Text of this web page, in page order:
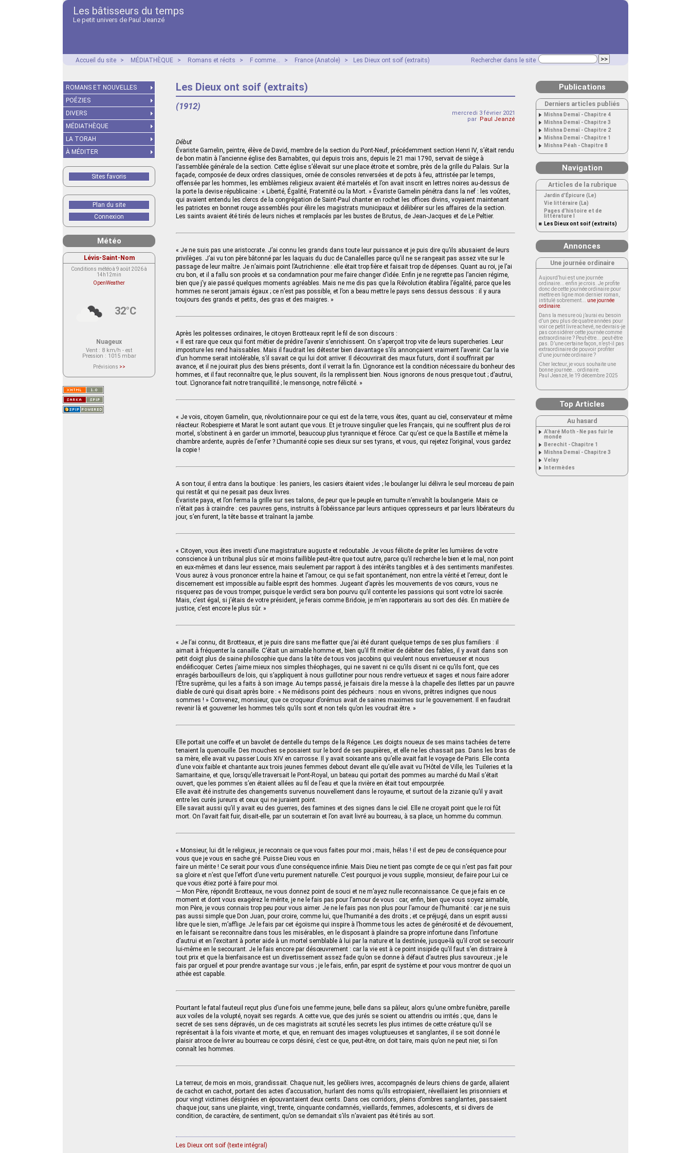
Les bâtisseurs du temps
Le petit univers de Paul Jeanzé
Rechercher dans le site
Accueil du site > MÉDIATHÈQUE > Romans et récits > F comme... > France (Anatole) > Les Dieux ont soif (extraits)
Les Dieux ont soif (extraits)
(1912)
mercredi 3 février 2021
par Paul Jeanzé
Début
Évariste Gamelin, peintre, élève de David, membre de la section du Pont-Neuf, précédemment section Henri IV, s’était rendu
de bon matin à l’ancienne église des Barnabites, qui depuis trois ans, depuis le 21 mai 1790, servait de siège à
l’assemblée générale de la section. Cette église s’élevait sur une place étroite et sombre, près de la grille du Palais. Sur la
façade, composée de deux ordres classiques, ornée de consoles renversées et de pots à feu, attristée par le temps,
offensée par les hommes, les emblèmes religieux avaient été martelés et l’on avait inscrit en lettres noires au-dessus de
la porte la devise républicaine : « Liberté, Égalité, Fraternité ou la Mort. » Évariste Gamelin pénétra dans la nef : les voûtes,
qui avaient entendu les clercs de la congrégation de Saint-Paul chanter en rochet les offices divins, voyaient maintenant
les patriotes en bonnet rouge assemblés pour élire les magistrats municipaux et délibérer sur les affaires de la section.
Les saints avaient été tirés de leurs niches et remplacés par les bustes de Brutus, de Jean-Jacques et de Le Peltier.
« Je ne suis pas une aristocrate. J’ai connu les grands dans toute leur puissance et je puis dire qu’ils abusaient de leurs
privilèges. J’ai vu ton père bâtonné par les laquais du duc de Canaleilles parce qu’il ne se rangeait pas assez vite sur le
passage de leur maître. Je n’aimais point l’Autrichienne : elle était trop fière et faisait trop de dépenses. Quant au roi, je l’ai
cru bon, et il a fallu son procès et sa condamnation pour me faire changer d’idée. Enfin je ne regrette pas l’ancien régime,
bien que j’y aie passé quelques moments agréables. Mais ne me dis pas que la Révolution établira l’égalité, parce que les
hommes ne seront jamais égaux ; ce n’est pas possible, et l’on a beau mettre le pays sens dessus dessous : il y aura
toujours des grands et petits, des gras et des maigres. »
Après les politesses ordinaires, le citoyen Brotteaux reprit le fil de son discours :
« Il est rare que ceux qui font métier de prédire l’avenir s’enrichissent. On s’aperçoit trop vite de leurs supercheries. Leur
imposture les rend haïssables. Mais il faudrait les détester bien davantage s’ils annonçaient vraiment l’avenir. Car la vie
d’un homme serait intolérable, s’il savait ce qui lui doit arriver. Il découvrirait des maux futurs, dont il souffrirait par
avance, et il ne jouirait plus des biens présents, dont il verrait la fin. L’ignorance est la condition nécessaire du bonheur des
hommes, et il faut reconnaître que, le plus souvent, ils la remplissent bien. Nous ignorons de nous presque tout ; d’autrui,
tout. L’ignorance fait notre tranquillité ; le mensonge, notre félicité. »
« Je vois, citoyen Gamelin, que, révolutionnaire pour ce qui est de la terre, vous êtes, quant au ciel, conservateur et même
réacteur. Robespierre et Marat le sont autant que vous. Et je trouve singulier que les Français, qui ne souffrent plus de roi
mortel, s’obstinent à en garder un immortel, beaucoup plus tyrannique et féroce. Car qu’est ce que la Bastille et même la
chambre ardente, auprès de l’enfer ? L’humanité copie ses dieux sur ses tyrans, et vous, qui rejetez l’original, vous gardez
la copie !
A son tour, il entra dans la boutique : les paniers, les casiers étaient vides ; le boulanger lui délivra le seul morceau de pain
qui restât et qui ne pesait pas deux livres.
Évariste paya, et l’on ferma la grille sur ses talons, de peur que le peuple en tumulte n’envahît la boulangerie. Mais ce
n’était pas à craindre : ces pauvres gens, instruits à l’obéissance par leurs antiques oppresseurs et par leurs libérateurs du
jour, s’en furent, la tête basse et traînant la jambe.
« Citoyen, vous êtes investi d’une magistrature auguste et redoutable. Je vous félicite de prêter les lumières de votre
conscience à un tribunal plus sûr et moins faillible peut-être que tout autre, parce qu’il recherche le bien et le mal, non point
en eux-mêmes et dans leur essence, mais seulement par rapport à des intérêts tangibles et à des sentiments manifestes.
Vous aurez à vous prononcer entre la haine et l’amour, ce qui se fait spontanément, non entre la vérité et l’erreur, dont le
discernement est impossible au faible esprit des hommes. Jugeant d’après les mouvements de vos cœurs, vous ne
risquerez pas de vous tromper, puisque le verdict sera bon pourvu qu’il contente les passions qui sont votre loi sacrée.
Mais, c’est égal, si j’étais de votre président, je ferais comme Bridoie, je m’en rapporterais au sort des dés. En matière de
justice, c’est encore le plus sûr. »
« Je l’ai connu, dit Brotteaux, et je puis dire sans me flatter que j’ai été durant quelque temps de ses plus familiers : il
aimait à fréquenter la canaille. C’était un aimable homme et, bien qu’il fît métier de débiter des fables, il y avait dans son
petit doigt plus de saine philosophie que dans la tête de tous vos jacobins qui veulent nous envertueuser et nous
endéificoquer. Certes j’aime mieux nos simples théophages, qui ne savent ni ce qu’ils disent ni ce qu’ils font, que ces
enragés barbouilleurs de lois, qui s’appliquent à nous guillotiner pour nous rendre vertueux et sages et nous faire adorer
l’Être suprême, qui les a faits à son image. Au temps passé, je faisais dire la messe à la chapelle des Ilettes par un pauvre
diable de curé qui disait après boire : « Ne médisons point des pécheurs : nous en vivons, prêtres indignes que nous
sommes ! » Convenez, monsieur, que ce croqueur d’orémus avait de saines maximes sur le gouvernement. Il en faudrait
revenir là et gouverner les hommes tels qu’ils sont et non tels qu’on les voudrait être. »
Elle portait une coiffe et un bavolet de dentelle du temps de la Régence. Les doigts noueux de ses mains tachées de terre
tenaient la quenouille. Des mouches se posaient sur le bord de ses paupières, et elle ne les chassait pas. Dans les bras de
sa mère, elle avait vu passer Louis XIV en carrosse. Il y avait soixante ans qu’elle avait fait le voyage de Paris. Elle conta
d’une voix faible et chantante aux trois jeunes femmes debout devant elle qu’elle avait vu l’Hôtel de Ville, les Tuileries et la
Samaritaine, et que, lorsqu’elle traversait le Pont-Royal, un bateau qui portait des pommes au marché du Mail s’était
ouvert, que les pommes s’en étaient allées au fil de l’eau et que la rivière en était tout empourprée.
Elle avait été instruite des changements survenus nouvellement dans le royaume, et surtout de la zizanie qu’il y avait
entre les curés jureurs et ceux qui ne juraient point.
Elle savait aussi qu’il y avait eu des guerres, des famines et des signes dans le ciel. Elle ne croyait point que le roi fût
mort. On l’avait fait fuir, disait-elle, par un souterrain et l’on avait livré au bourreau, à sa place, un homme du commun.
« Monsieur, lui dit le religieux, je reconnais ce que vous faites pour moi ; mais, hélas ! il est de peu de conséquence pour
vous que je vous en sache gré. Puisse Dieu vous en
faire un mérite ! Ce serait pour vous d’une conséquence infinie. Mais Dieu ne tient pas compte de ce qui n’est pas fait pour
sa gloire et n’est que l’effort d’une vertu purement naturelle. C’est pourquoi je vous supplie, monsieur, de faire pour Lui ce
que vous étiez porté à faire pour moi.
— Mon Père, répondit Brotteaux, ne vous donnez point de souci et ne m’ayez nulle reconnaissance. Ce que je fais en ce
moment et dont vous exagérez le mérite, je ne le fais pas pour l’amour de vous : car, enfin, bien que vous soyez aimable,
mon Père, je vous connais trop peu pour vous aimer. Je ne le fais pas non plus pour l’amour de l’humanité : car je ne suis
pas aussi simple que Don Juan, pour croire, comme lui, que l’humanité a des droits ; et ce préjugé, dans un esprit aussi
libre que le sien, m’afflige. Je le fais par cet égoïsme qui inspire à l’homme tous les actes de générosité et de dévouement,
en le faisant se reconnaître dans tous les misérables, en le disposant à plaindre sa propre infortune dans l’infortune
d’autrui et en l’excitant à porter aide à un mortel semblable à lui par la nature et la destinée, jusque-là qu’il croit se secourir
lui-même en le secourant. Je le fais encore par désœuvrement : car la vie est à ce point insipide qu’il faut s’en distraire à
tout prix et que la bienfaisance est un divertissement assez fade qu’on se donne à défaut d’autres plus savoureux ; je le
fais par orgueil et pour prendre avantage sur vous ; je le fais, enfin, par esprit de système et pour vous montrer de quoi un
athée est capable.
Pourtant le fatal fauteuil reçut plus d’une fois une femme jeune, belle dans sa pâleur, alors qu’une ombre funèbre, pareille
aux voiles de la volupté, noyait ses regards. A cette vue, que des jurés se soient ou attendris ou irrités ; que, dans le
secret de ses sens dépravés, un de ces magistrats ait scruté les secrets les plus intimes de cette créature qu’il se
représentait à la fois vivante et morte, et que, en remuant des images voluptueuses et sanglantes, il se soit donné le
plaisir atroce de livrer au bourreau ce corps désiré, c’est ce que, peut-être, on doit taire, mais qu’on ne peut nier, si l’on
connaît les hommes.
La terreur, de mois en mois, grandissait. Chaque nuit, les geôliers ivres, accompagnés de leurs chiens de garde, allaient
de cachot en cachot, portant des actes d’accusation, hurlant des noms qu’ils estropiaient, réveillaient les prisonniers et
pour vingt victimes désignées en épouvantaient deux cents. Dans ces corridors, pleins d’ombres sanglantes, passaient
chaque jour, sans une plainte, vingt, trente, cinquante condamnés, vieillards, femmes, adolescents, et si divers de
condition, de caractère, de sentiment, qu’on se demandait s’ils n’avaient pas été tirés au sort.
Les Dieux ont soif (texte intégral)
ROMANS ET NOUVELLES
POÉZIES
DIVERS
MÉDIATHÈQUE
LA TORAH
À MÉDITER
Sites favoris
Plan du site
Connexion
Météo
Lévis-Saint-Nom
Conditions météo à 9 août 2026 à
14h12min
OpenWeather
32°C
Nuageux
Vent : 8 km/h - est
Pression : 1015 mbar
Prévisions >>
actuellement aucune prévision
Saint-Nom.
Veuillez consulter le message du
service ci-dessous.
(401 - Invalid API key. Please see
https://openweathermap.org/faq#error401
Publications
Derniers articles publiés
Mishna Demaï - Chapitre 4
Mishna Demaï - Chapitre 3
Mishna Demaï - Chapitre 2
Mishna Demaï - Chapitre 1
Mishna Péah - Chapitre 8
Navigation
Articles de la rubrique
Jardin d’Épicure (Le)
Vie littéraire (La)
Pages d’histoire et de
littérature I
Les Dieux ont soif (extraits)
Annonces
Une journée ordinaire
Aujourd’hui est une journée
ordinaire... enfin je crois. Je profite
donc de cette journée ordinaire pour
mettre en ligne mon dernier roman,
intitulé sobrement... une journée
ordinaire
Dans la mesure où j’aurai eu besoin
d’un peu plus de quatre années pour
voir ce petit livre achevé, ne devrais-je
pas considérer cette journée comme
extraordinaire ? Peut-être... peut-être
pas. D’une certaine façon, n’est-il pas
extraordinaire de pouvoir profiter
d’une journée ordinaire ?
Cher lecteur, je vous souhaite une
bonne journée... ordinaire.
Paul Jeanzé, le 19 décembre 2025
Top Articles
Au hasard
A’haré Moth - Ne pas fuir le
monde
Berechit - Chapitre 1
Mishna Demaï - Chapitre 3
Velay
Intermèdes